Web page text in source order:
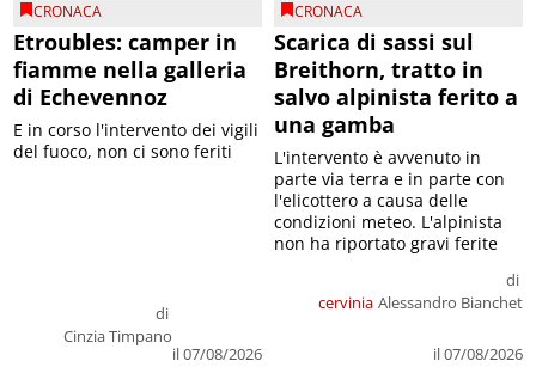
CRONACA
Etroubles: camper in
fiamme nella galleria
di Echevennoz
di
Cinzia Timpano
il 07/08/2026
E in corso l'intervento dei vigili
del fuoco, non ci sono feriti
CRONACA
Scarica di sassi sul
Breithorn, tratto in
salvo alpinista ferito a
una gamba
cervinia
di
Alessandro Bianchet
il 07/08/2026
L'intervento è avvenuto in
parte via terra e in parte con
l'elicottero a causa delle
condizioni meteo. L'alpinista
non ha riportato gravi ferite